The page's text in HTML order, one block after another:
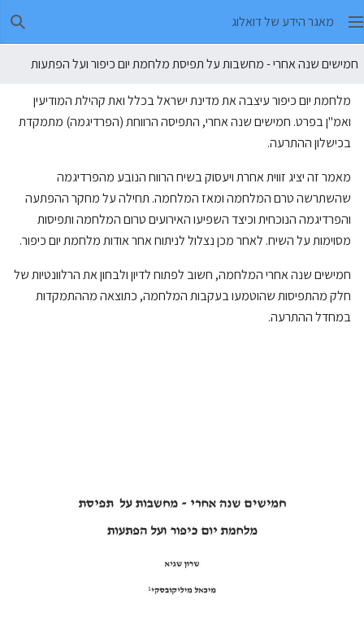
מאגר הידע של דואלוג
חמישים שנה אחרי - מחשבות על תפיסת מלחמת יום כיפור ועל הפתעות
מלחמת יום כיפור עיצבה את מדינת ישראל בכלל ואת קהילת המודיעין
ואמ"ן בפרט. חמישים שנה אחרי, התפיסה הרווחת (הפרדיגמה) מתמקדת
בכישלון ההתרעה.
מאמר זה יציג זווית אחרת ויעסוק בשיח הרווח הנובע מהפרדיגמה
שהשתרשה טרם המלחמה ומאז המלחמה. תחילה על מחקר ההפתעה
והפרדיגמה הנוכחית וכיצד השפיעו האירועים טרום המלחמה ותפיסות
מסוימות על השיח. לאחר מכן נצלול לניתוח אחר אודות מלחמת יום כיפור.
חמישים שנה אחרי המלחמה, חשוב לפתוח לדיון ולבחון את הרלוונטיות של
חלק מהתפיסות שהוטמעו בעקבות המלחמה, כתוצאה מההתמקדות
במחדל ההתרעה.